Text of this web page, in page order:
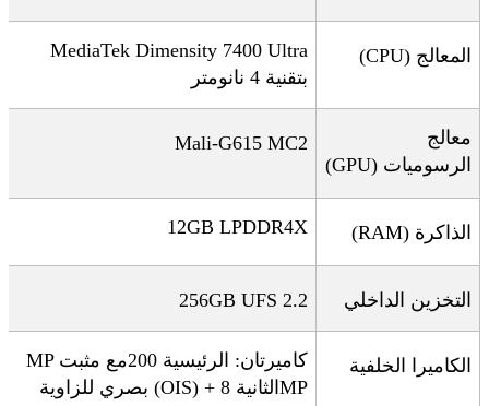
المعالج (CPU)
MediaTek Dimensity 7400 Ultra
بتقنية 4 نانومتر
معالج
الرسوميات (GPU)
Mali-G615 MC2
الذاكرة(RAM)
12GB LPDDR4X
التخزين الداخلي 256GB UFS 2.2
الكاميرا الخلفية كاميرتان: الرئيسية 200 MP مع مثبت
بصري (OIS) + الثانية 8MP
للزاوية